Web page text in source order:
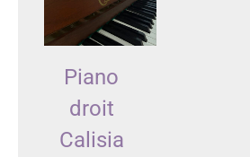
Piano
droit
Calisia